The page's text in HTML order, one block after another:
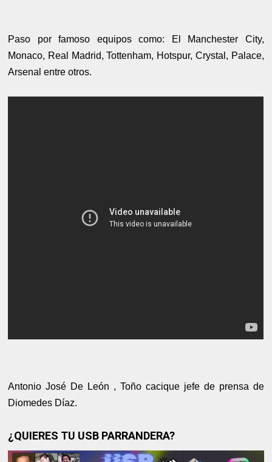
Paso por famoso equipos como: El Manchester City,
Monaco, Real Madrid, Tottenham, Hotspur, Crystal, Palace,
Arsenal entre otros.
Antonio José De León , Toño cacique jefe de prensa de
Diomedes Díaz.
¿QUIERES TU USB PARRANDERA?